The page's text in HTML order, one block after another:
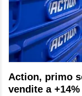
Action, primo
vendite a